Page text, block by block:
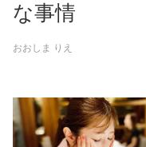
な事情
おおしま りえ